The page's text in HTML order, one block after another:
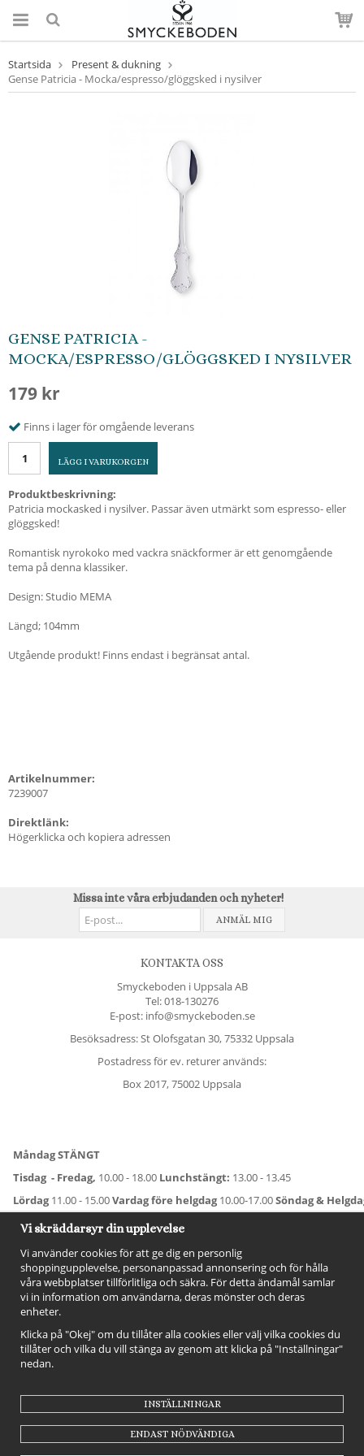
Startsida
Present & dukning
Gense Patricia - Mocka/espresso/glöggsked i nysilver
GENSE PATRICIA -
MOCKA/ESPRESSO/GLÖGGSKED I NYSILVER
179 kr
Finns i lager för omgående leverans
LÄGG I VARUKORGEN
Produktbeskrivning:
Patricia mockasked i nysilver. Passar även utmärkt som espresso- eller
glöggsked!
Romantisk nyrokoko med vackra snäckformer är ett genomgående
tema på denna klassiker.
Design: Studio MEMA
Längd; 104mm
Utgående produkt! Finns endast i begränsat antal.
Artikelnummer:
7239007
Direktlänk:
Högerklicka och kopiera adressen
Missa inte våra erbjudanden och nyheter!
ANMÄL MIG
KONTAKTA OSS
Smyckeboden i Uppsala AB
Tel:018-130276
E-post: info@smyckeboden.se
Besöksadress: St Olofsgatan 30, 75332 Uppsala
Postadress för ev. returer används:
Box 2017, 75002 Uppsala
Måndag STÄNGT
Tisdag - Fredag, 10.00 - 18.00 Lunchstängt: 13.00 - 13.45
Lördag11.00 - 15.00Vardag före helgdag10.00-17.00Söndag &
För avvikande öppettider:
Titta här
Vi skräddarsyr din upplevelse
Vi använder cookies för att ge dig en personlig
shoppingupplevelse, personanpassad annonsering och för hålla
våra webbplatser tillförlitliga och säkra. För detta ändamål samlar
vi in information om användarna, deras mönster och deras
enheter.
Klicka på "Okej" om du tillåter alla cookies eller välj vilka cookies du
tillåter och vilka du vill stänga av genom att klicka på "Inställningar"
nedan.
INSTÄLLNINGAR
ENDAST NÖDVÄNDIGA